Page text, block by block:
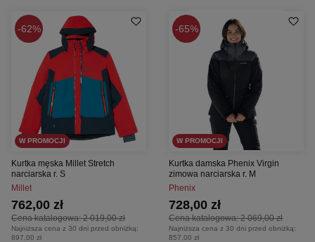
62%
W PROMOCJI
Kurtka męska Millet Stretch
narciarska r. S
Millet
Cena katalogowa:2 019,00 zł
762,00 zł
Najniższa cena z 30 dni przed obniżką:
897,00 zł
65%
W PROMOCJI
Kurtka damska Phenix Virgin
zimowa narciarska r. M
Phenix
Cena katalogowa:2 069,00 zł
728,00 zł
Najniższa cena z 30 dni przed obniżką:
857,00 zł